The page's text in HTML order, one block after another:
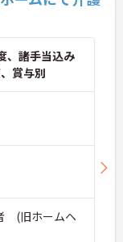
、諸手当込み
賞与別
(旧ホームヘ